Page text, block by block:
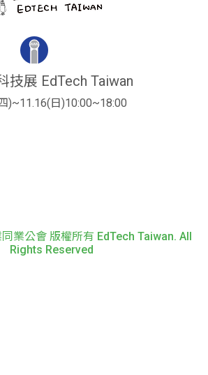
技展 EdTech Taiwan
)~11.16(日)10:00~18:00
業公會 版權所有 EdTech Taiwan. All
Rights Reserved